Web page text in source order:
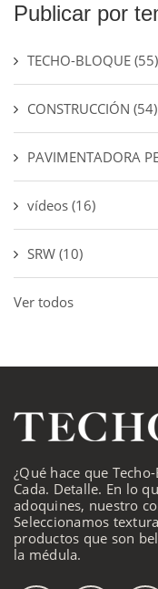
Publicar por
TECHO-BLOQUE (55)
CONSTRUCCIÓN (54)
PAVIMENTADORA
vídeos (16)
SRW (10)
Ver todos
¿Qué hace que
Cada. Detalle. En lo
adoquines, nuestro
Seleccionamos
productos que son
la médula.